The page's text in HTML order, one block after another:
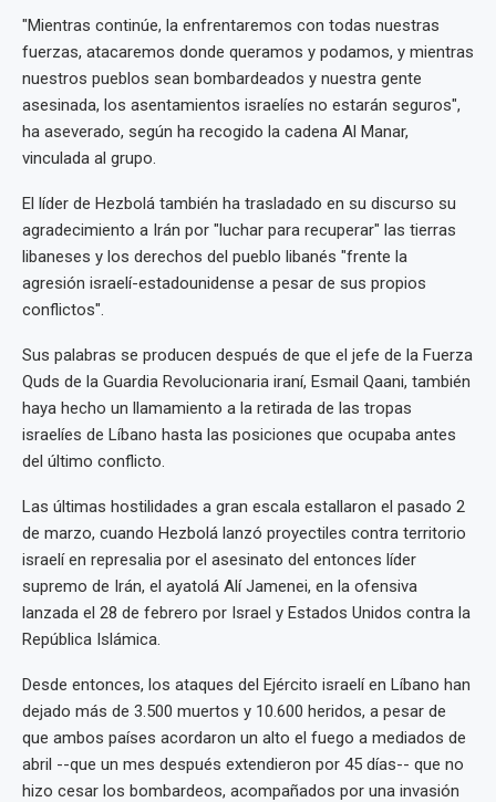
"Mientras continúe, la enfrentaremos con todas nuestras
fuerzas, atacaremos donde queramos y podamos, y mientras
nuestros pueblos sean bombardeados y nuestra gente
asesinada, los asentamientos israelíes no estarán seguros",
ha aseverado, según ha recogido la cadena Al Manar,
vinculada al grupo.
El líder de Hezbolá también ha trasladado en su discurso su
agradecimiento a Irán por "luchar para recuperar" las tierras
libaneses y los derechos del pueblo libanés "frente la
agresión israelí-estadounidense a pesar de sus propios
conflictos".
Sus palabras se producen después de que el jefe de la Fuerza
Quds de la Guardia Revolucionaria iraní, Esmail Qaani, también
haya hecho un llamamiento a la retirada de las tropas
israelíes de Líbano hasta las posiciones que ocupaba antes
del último conflicto.
Las últimas hostilidades a gran escala estallaron el pasado 2
de marzo, cuando Hezbolá lanzó proyectiles contra territorio
israelí en represalia por el asesinato del entonces líder
supremo de Irán, el ayatolá Alí Jamenei, en la ofensiva
lanzada el 28 de febrero por Israel y Estados Unidos contra la
República Islámica.
Desde entonces, los ataques del Ejército israelí en Líbano han
dejado más de 3.500 muertos y 10.600 heridos, a pesar de
que ambos países acordaron un alto el fuego a mediados de
abril --que un mes después extendieron por 45 días-- que no
hizo cesar los bombardeos, acompañados por una invasión